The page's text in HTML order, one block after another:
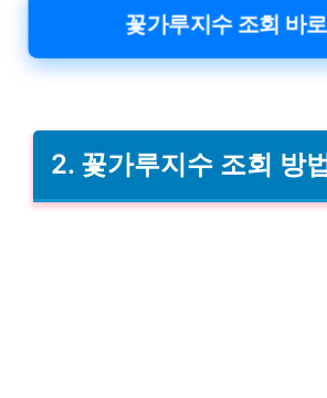
꽃가루지수 조회 바
2. 꽃가루지수 조회 방법